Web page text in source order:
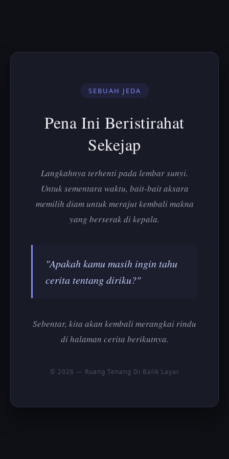
SEBUAH JEDA
Pena Ini Beristirahat
Sekejap
Langkahnya terhenti pada lembar sunyi.
Untuk sementara waktu, bait-bait aksara
memilih diam untuk merajut kembali makna
yang berserak di kepala.
"Apakah kamu masih ingin tahu
cerita tentang diriku?"
Sebentar, kita akan kembali merangkai rindu
di halaman cerita berikutnya.
© 2026 — Ruang Tenang Di Balik Layar